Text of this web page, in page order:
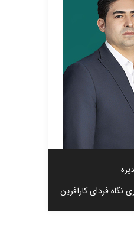
نگاه فردای کارآفرین